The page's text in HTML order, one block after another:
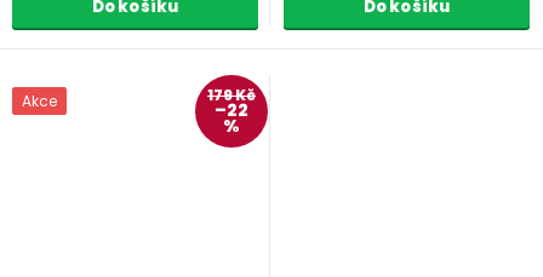
Do košíku Do košíku
Akce 179 Kč
–22
%